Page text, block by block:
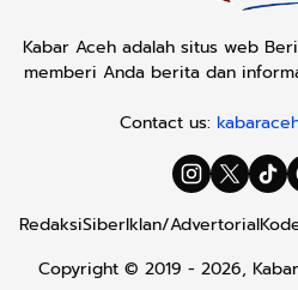
Kabar Aceh adalah situs web
memberi Anda berita dan
Contact us:
RedaksiSiberIklan/Advertorial
Copyright © 2019 - 2026,